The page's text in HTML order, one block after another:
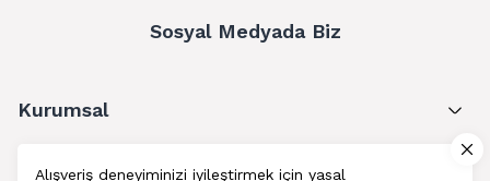
Alışveriş deneyiminizi iyileştirmek için yasal
Sosyal Medyada Biz
Kurumsal
Müşteri Hizmetleri